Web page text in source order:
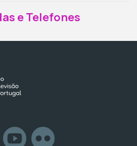
e Telefones